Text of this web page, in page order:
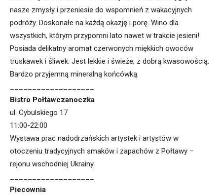
nasze zmysły i przeniesie do wspomnień z wakacyjnych
podróży. Doskonałe na każdą okazję i porę. Wino dla
wszystkich, którym przypomni lato nawet w trakcie jesieni!
Posiada delikatny aromat czerwonych miękkich owoców
truskawek i śliwek. Jest lekkie i świeże, z dobrą kwasowością.
Bardzo przyjemną mineralną końcówką.
Bistro Połtawczanoczka
ul. Cybulskiego 17
11:00-22:00
Wystawa prac nadodrzańskich artystek i artystów w
otoczeniu tradycyjnych smaków i zapachów z Połtawy –
rejonu wschodniej Ukrainy.
Piecownia